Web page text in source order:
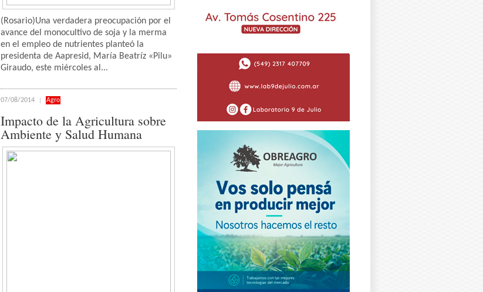
(Rosario)Una verdadera preocupación por el
avance del monocultivo de soja y la merma
en el empleo de nutrientes planteó la
presidenta de Aapresid, María Beatríz «Pilu»
Giraudo, este miércoles al...
07/08/2014 Agro
Impacto de la Agricultura sobre
Ambiente y Salud Humana